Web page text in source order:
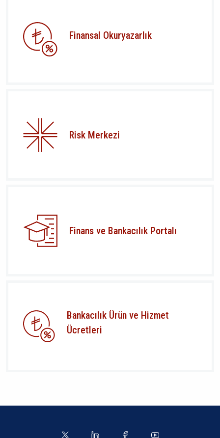
Finansal Okuryazarlık
Risk Merkezi
Finans ve Bankacılık Portalı
Bankacılık Ürün ve Hizmet
Ücretleri